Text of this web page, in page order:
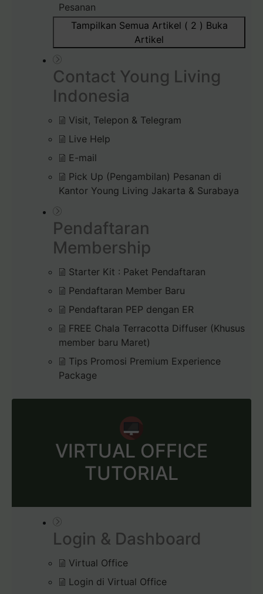
Pesanan
Tampilkan Semua Artikel ( 2 ) Buka
Artikel
Contact Young Living
Indonesia
Visit, Telepon & Telegram
Live Help
E-mail
Pick Up (Pengambilan) Pesanan di
Kantor Young Living Jakarta & Surabaya
Pendaftaran
Membership
Starter Kit : Paket Pendaftaran
Pendaftaran Member Baru
Pendaftaran PEP dengan ER
FREE Chala Terracotta Diffuser (Khusus
member baru Maret)
Tips Promosi Premium Experience
Package
VIRTUAL OFFICE
TUTORIAL
Login & Dashboard
Virtual Office
Login di Virtual Office